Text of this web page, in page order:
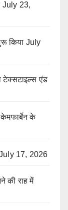
July 23,
किया July
टेक्सटाइल्स एंड
के
17, 2026
की राह में